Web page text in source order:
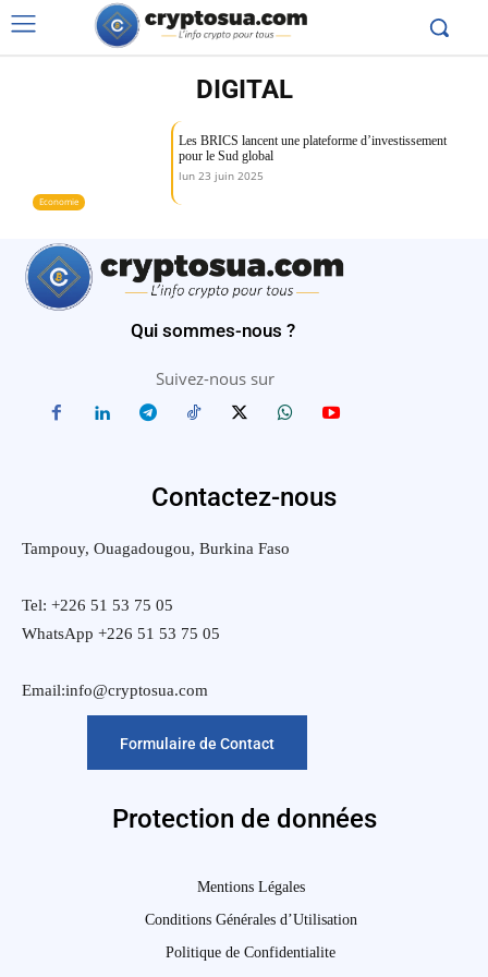
DIGITAL
Economie
Les BRICS lancent une plateforme d’investissement
pour le Sud global
lun 23 juin 2025
Qui sommes-nous ?
Suivez-nous sur
Contactez-nous
Tampouy, Ouagadougou, Burkina Faso
Tel: +226 51 53 75 05
WhatsApp +226 51 53 75 05
Email:info@cryptosua.com
Formulaire de Contact
Protection de données
Mentions Légales
Conditions Générales d’Utilisation
Politique de Confidentialite